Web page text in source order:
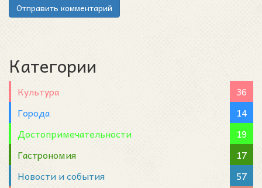
Отправить комментарий
Категории
Культура
36
Города
14
Достопримечательности
19
Гастрономия
17
Новости и события
57